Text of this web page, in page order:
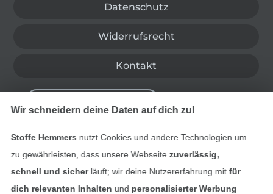
Datenschutz
Widerrufsrecht
Kontakt
Finde mehr Inspiration
Wir schneidern deine Daten auf dich zu!
Stoffe Hemmers nutzt Cookies und andere Technologien um
zu gewährleisten, dass unsere Webseite zuverlässig,
schnell und sicherläuft; wir deine Nutzererfahrung mitfür
dich relevanten Inhalten und personalisierter Werbung